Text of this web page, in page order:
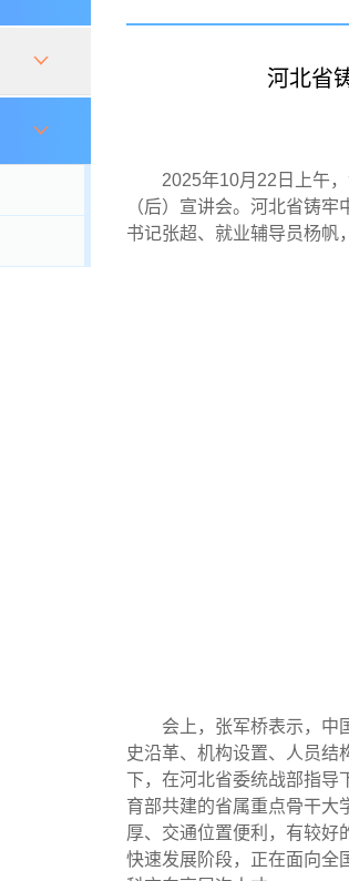
河北省
2025年10月22日上午
（后）宣讲会。河北省铸
书记张超、就业辅导员杨帆
会上，张军桥表示，中
史沿革、机构设置、人员结
下，在河北省委统战部指导
育部共建的省属重点骨干大
厚、交通位置便利，有较好
快速发展阶段，正在面向全